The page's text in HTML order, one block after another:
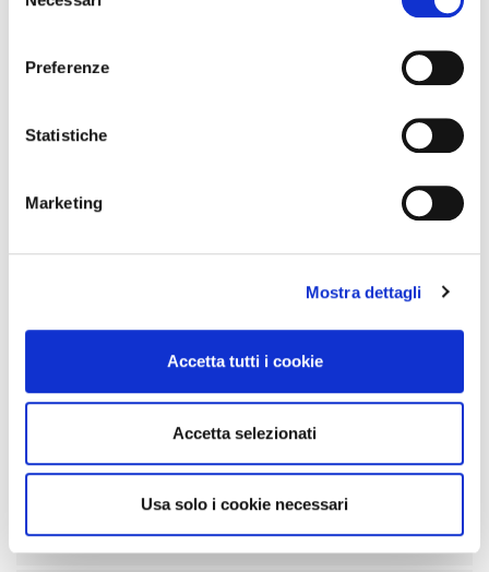
del
Preferenze
Statistiche
Marketing
Mostra dettagli
Accetta tutti i cookie
Accetta selezionati
Usa solo i cookie necessari
AREA 2 - FISCO
AREA 3 - FINANZA AZIENDALE,
MERCATI E VALUTAZIONI D'AZIENDA
AREA 4 - SOCIETARIO, GOVERNANCE E
AREA 5 - INFORMATIVA FINANZIARIA,
DI SOSTENIBILITÀ, CONTROLLO DI
GESTIONE E ATTIVITÀ DI REVISIONE
AREA 6 - CRISI E RISANAMENTO
AREA 7 - AUSILIARI DEL GIUDICE E
FUNZIONI GIUDIZIARIE
AREA 8 - AMBITI SETTORIALI E
CONTESTI NORMATIVI SPECIFICI